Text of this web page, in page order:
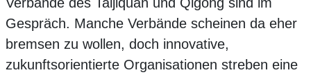
Gespräch. Manche Verbände scheinen da eher
bremsen zu wollen, doch innovative,
zukunftsorientierte Organisationen streben eine